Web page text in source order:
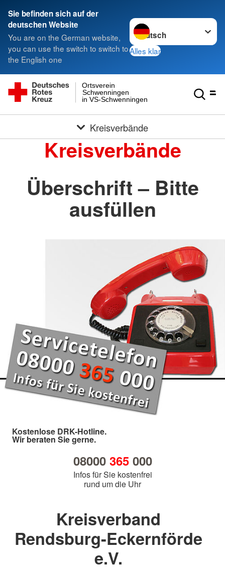
Sie befinden sich auf der
deutschen Website
You are on the German website,
you can use the switch to switch to
the English one
Sprache wechseln zu
Alles klar
in VS-Schwenningen
Schwenningen
Ortsverein
Kreisverbände
Kreisverbände
Überschrift – Bitte
ausfüllen
Kostenlose DRK-Hotline.
Wir beraten Sie gerne.
08000 365000
Infos für Sie kostenfrei
rund um die Uhr
Kreisverband
Rendsburg-Eckernförde
e.V.